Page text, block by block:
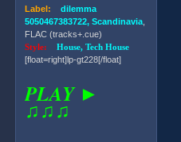
Label: dilemma
5050467383722, Scandinavia
FLAC (tracks+.cue)
Style:House, Tech House
[float=right]lp-gt228[/float]
PLAY ►
♫♫♫